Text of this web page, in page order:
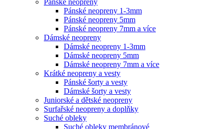
Pánské neopreny 1-3mm
Pánské neopreny 5mm
Pánské neopreny 7mm a více
Dámské neopreny
Dámské neopreny 1-3mm
Dámské neopreny 5mm
Dámské neopreny 7mm a více
Krátké neopreny a vesty
Pánské šorty a vesty
Dámské šorty a vesty
Juniorské a dětské neopreny
Surfařské neopreny a doplňky
Suché obleky
Suché obleky membránové